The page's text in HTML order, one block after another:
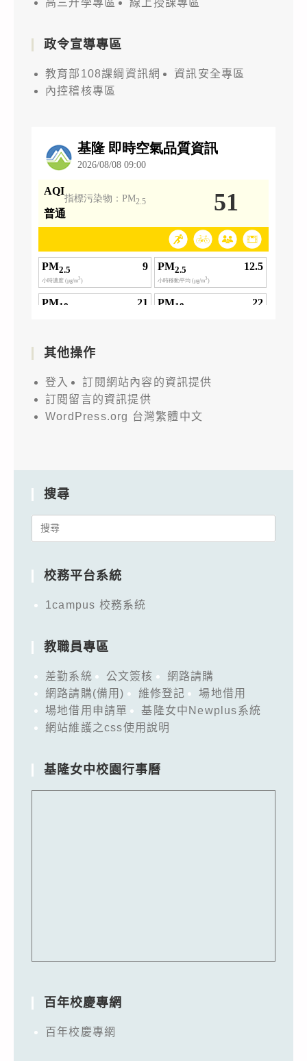
政令宣導專區
教育部108課綱資訊網
資訊安全專區
內控稽核專區
其他操作
登入
訂閱網站內容的資訊提供
訂閱留言的資訊提供
WordPress.org 台灣繁體中文
搜尋
Search
校務平台系統
1campus 校務系統
教職員專區
差勤系統 公文簽核
網路請購
網路請購(備用)
維修登記
場地借用
場地借用申請單
基隆女中Newplus系統
網站維護之css使用說明
基隆女中校園行事曆
百年校慶專網
百年校慶專網